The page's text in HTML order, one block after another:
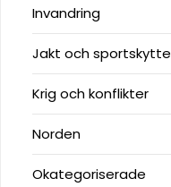
Invandring
Jakt och sportskytte
Krig och konflikter
Norden
Okategoriserade